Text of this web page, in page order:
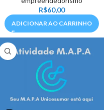
R$60,00
ADICIONAR AO CARRINHO